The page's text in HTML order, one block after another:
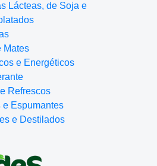
Lácteas, de Soja e
Mates
e Energéticos
Refrescos
e Espumantes
e Destilados